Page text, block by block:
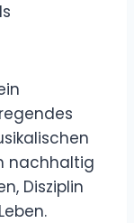
nachhaltig
Disziplin